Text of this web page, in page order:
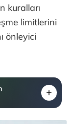
kuralları
limitlerini
önleyici